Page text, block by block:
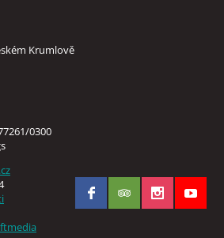
Krumlově
0300